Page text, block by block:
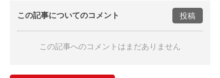
この記事についてのコメント 投稿
この記事へのコメントはまだありません